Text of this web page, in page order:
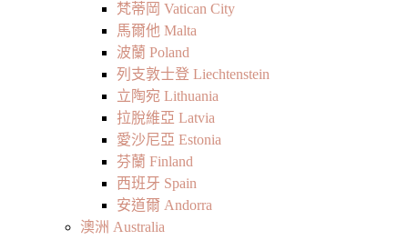
梵蒂岡 Vatican City
馬爾他 Malta
波蘭 Poland
列支敦士登 Liechtenstein
立陶宛 Lithuania
拉脫維亞 Latvia
愛沙尼亞 Estonia
芬蘭 Finland
西班牙 Spain
安道爾 Andorra
澳洲 Australia